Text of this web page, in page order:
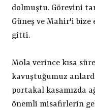
dolmuştu. Görevini
Güneş ve Mahir'i bize
gitti.
Mola verince kısa
kavuştuğumuz
portakal kasamızda
önemli misafirlerin